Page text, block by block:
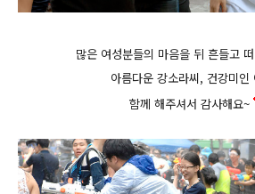
많은 여성분들의 마음을 뒤 흔들고
아름다운 강소라씨, 건강미인
함께 해주셔서 감사해요~